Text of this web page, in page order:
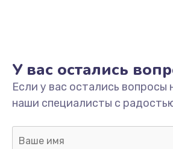
Модернизация
2100 руб.
У вас остались
Если у вас остались вопросы
наши специалисты с